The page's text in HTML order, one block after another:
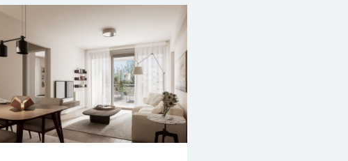
交通方便，生活便利，新楼
盘，精装高端配置，拎包入
住，赠超大阳台+储藏室+停